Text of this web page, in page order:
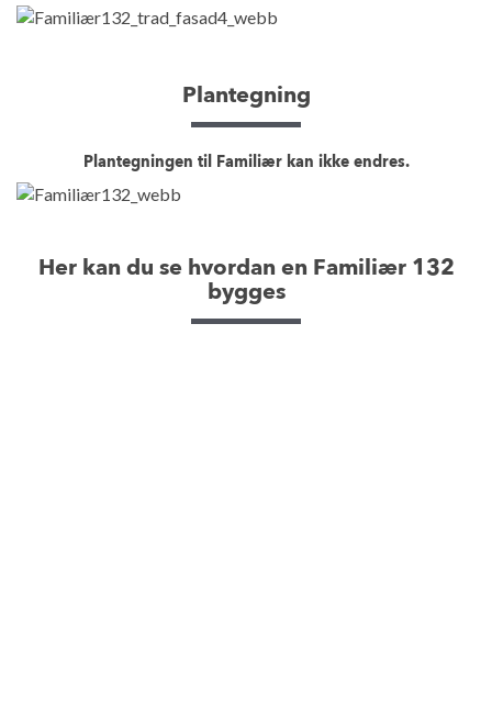
Plantegning
Plantegningen til Familiær kan ikke endres.
Her kan du se hvordan en Familiær 132
bygges